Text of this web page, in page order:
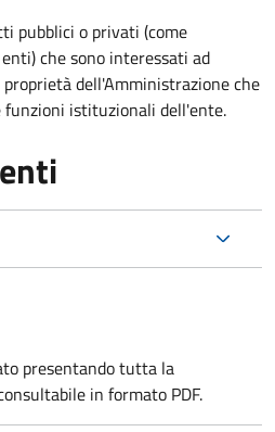
pubblici o privati (come
che sono interessati ad
dell'Amministrazione che
funzioni istituzionali dell'ente.
presentando tutta la
in formato PDF.